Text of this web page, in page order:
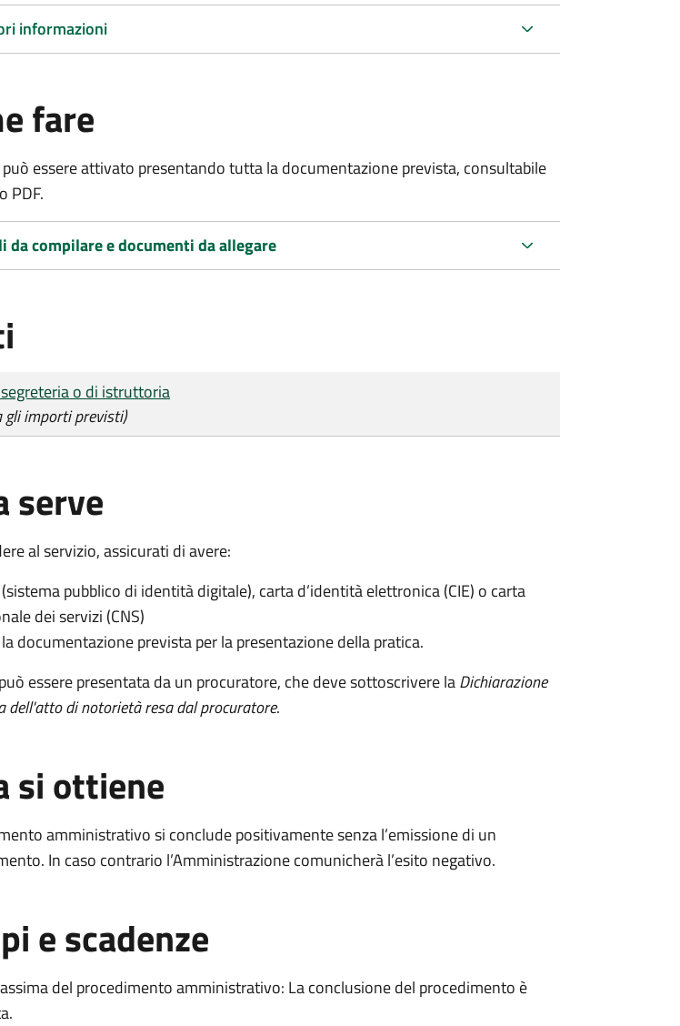
informazioni
fare
essere attivato presentando tutta la documentazione prevista, consultabile
PDF.
da compilare e documenti da allegare
o di istruttoria
gli importi previsti)
serve
al servizio, assicurati di avere:
(sistema pubblico di identità digitale), carta d’identità elettronica (CIE) o carta
dei servizi (CNS)
documentazione prevista per la presentazione della pratica.
essere presentata da un procuratore, che deve sottoscrivere laDichiarazione
dell'atto di notorietà resa dal procuratore.
si ottiene
amministrativo si conclude positivamente senza l’emissione di un
In caso contrario l’Amministrazione comunicherà l’esito negativo.
e scadenze
del procedimento amministrativo: La conclusione del procedimento è